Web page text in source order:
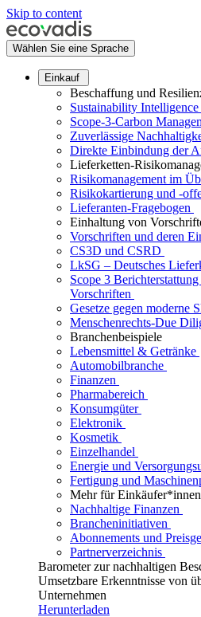
Skip to content
Wählen Sie eine Sprache
Einkauf
Beschaffung und
Sustainability
Scope-3-Carbon
Zuverlässige
Direkte Einbindung der
Lieferketten-
Risikomanagement im
Risikokartierung und -
Lieferanten-Fragebogen
Einhaltung von
Vorschriften und deren
CS3D und CSRD
LkSG – Deutsches
Scope 3
Vorschriften
Gesetze gegen moderne
Menschenrechts-Due
Branchenbeispiele
Lebensmittel & Getränke
Automobilbranche
Finanzen
Pharmabereich
Konsumgüter
Elektronik
Kosmetik
Einzelhandel
Energie und
Fertigung und
Mehr für Einkäufer*innen
Nachhaltige Finanzen
Brancheninitiativen
Abonnements und
Partnerverzeichnis
Barometer zur nachhaltigen
Umsetzbare Erkenntnisse von
Unternehmen
Herunterladen